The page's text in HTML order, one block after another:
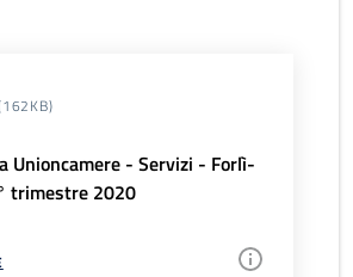
Unioncamere - Servizi - Forlì-
trimestre 2020